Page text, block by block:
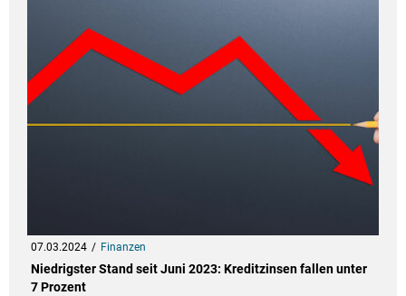
07.03.2024 Finanzen
Niedrigster Stand seit Juni 2023: Kreditzinsen fallen unter
7 Prozent